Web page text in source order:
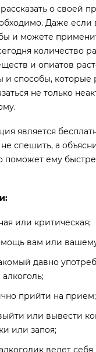
о своей
Даже если
и можете
количество
и опиатов
и способы, которые
не только
является
спешить, а
поможет ему
или критическая;
вам или
давно
прийти на прием;
или вывести
или запоя;
ведет себя